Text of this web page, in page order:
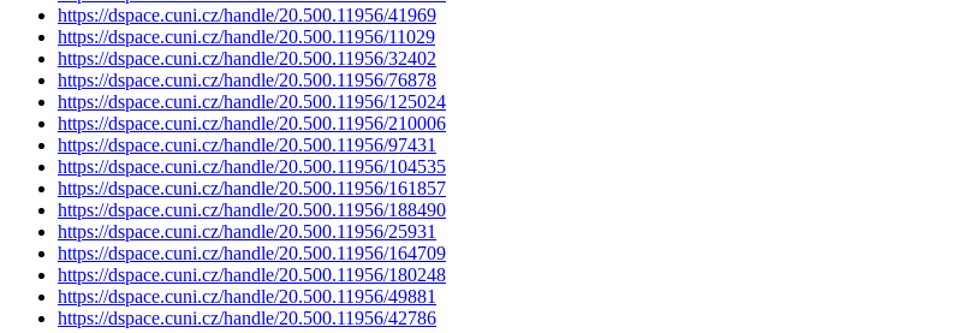
https://dspace.cuni.cz/handle/20.500.11956/41969
https://dspace.cuni.cz/handle/20.500.11956/11029
https://dspace.cuni.cz/handle/20.500.11956/32402
https://dspace.cuni.cz/handle/20.500.11956/76878
https://dspace.cuni.cz/handle/20.500.11956/125024
https://dspace.cuni.cz/handle/20.500.11956/210006
https://dspace.cuni.cz/handle/20.500.11956/97431
https://dspace.cuni.cz/handle/20.500.11956/104535
https://dspace.cuni.cz/handle/20.500.11956/161857
https://dspace.cuni.cz/handle/20.500.11956/188490
https://dspace.cuni.cz/handle/20.500.11956/25931
https://dspace.cuni.cz/handle/20.500.11956/164709
https://dspace.cuni.cz/handle/20.500.11956/180248
https://dspace.cuni.cz/handle/20.500.11956/49881
https://dspace.cuni.cz/handle/20.500.11956/42786